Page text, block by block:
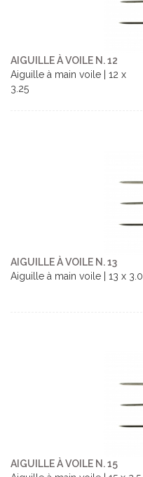
AIGUILLE À VOILE N. 12
Aiguille à main voile | 12 x
3.25
AIGUILLE À VOILE N. 13
Aiguille à main voile | 13 x 3.0
AIGUILLE À VOILE N. 15